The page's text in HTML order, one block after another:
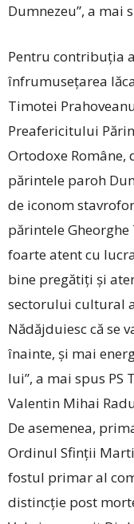
Dumnezeu”, a mai
Pentru contribuția
înfrumusețarea
Timotei
Preafericitului
Ortodoxe
părintele paroh
de iconom
părintele
foarte atent cu
bine pregătiți și
sectorului cultural
Nădăjduiesc că se
înainte, și mai
lui”, a mai spus
Valentin Mihai
De asemenea,
Ordinul Sfinții
fostul primar al
distincție post